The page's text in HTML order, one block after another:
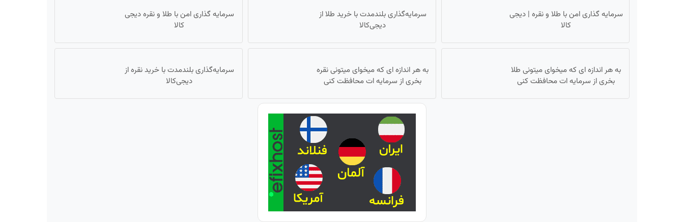
سرمایه گذاری امن با طلا و نقره | دیجی
کالا
سرمایه‌گذاری بلندمدت با خرید طلا از
دیجی‌کالا
سرمایه گذاری امن با طلا و نقره دیجی
کالا
به هر اندازه ای که میخوای میتونی طلا
بخری از سرمایه ات محافظت کنی
به هر اندازه ای که میخوای میتونی نقره
بخری از سرمایه ات محافظت کنی
سرمایه‌گذاری بلندمدت با خرید نقره از
دیجی‌کالا